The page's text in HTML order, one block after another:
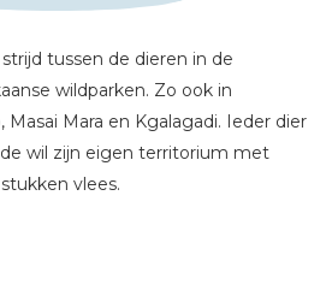
tussen de dieren in de
wildparken. Zo ook in
Mara en Kgalagadi. Ieder dier
wil zijn eigen territorium met
vlees.
Dieren die hetzelfde territorium